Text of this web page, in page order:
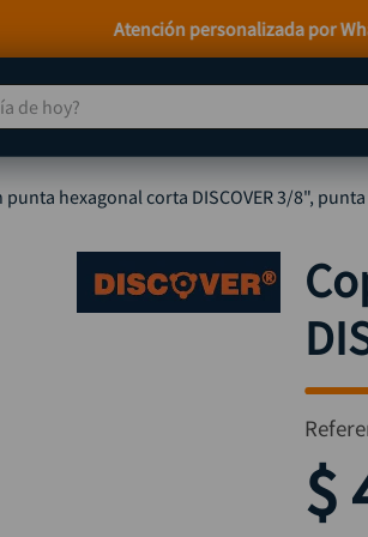
Paga a Crédito con Addi y
hoy?
punta hexagonal corta DISCOVER 3/8",
$
TÉRMINOS MÁS BUSCADOS
1. taladro
compresor